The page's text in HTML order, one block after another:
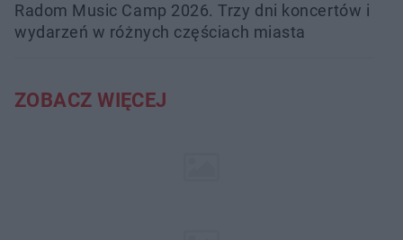
Radom Music Camp 2026. Trzy dni koncertów i
wydarzeń w różnych częściach miasta
ZOBACZ WIĘCEJ